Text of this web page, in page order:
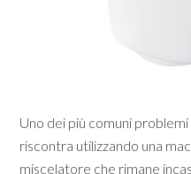
Uno dei più comuni
riscontra utilizzando una
miscelatore che rimane